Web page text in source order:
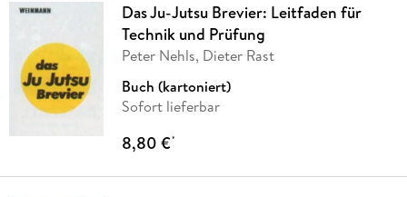
Das Ju-Jutsu Brevier: Leitfaden für
Technik und Prüfung
Peter Nehls, Dieter Rast
Buch (kartoniert)
Sofort lieferbar
8,80 €*